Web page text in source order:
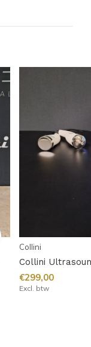
Collini
Collini
€299,00
Excl. btw